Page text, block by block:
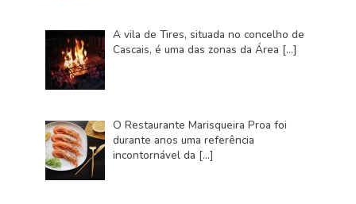
A vila de Tires, situada no concelho de
Cascais, é uma das zonas da Área […]
O Restaurante Marisqueira Proa foi
durante anos uma referência
incontornável da […]